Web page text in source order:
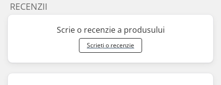
RECENZII
Scrie o recenzie a produsului
Scrieți o recenzie